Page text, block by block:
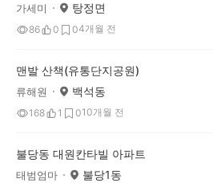
가세미 탕정면
86 0 04개월 전
맨발 산책(유통단지공원)
류해원 백석동
168 1 010개월 전
불당동 대원칸타빌 아파트
태범엄마 불당1동